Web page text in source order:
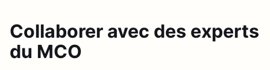
Collaborer avec des experts
du MCO